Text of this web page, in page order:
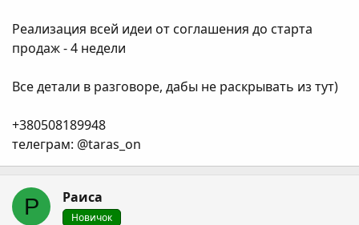
Реализация всей идеи от соглашения до старта
продаж - 4 недели
Все детали в разговоре, дабы не раскрывать из тут)
+380508189948
телеграм: @taras_on
Р Раиса
Новичок